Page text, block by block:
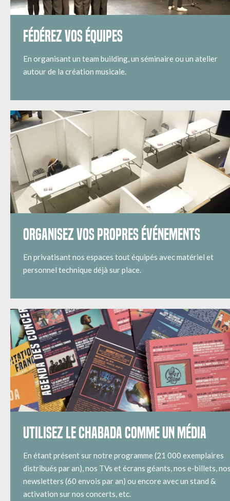
FÉDÉREZ VOS ÉQUIPES
En organisant un team building, un séminaire ou un atelier
autour de la création musicale.
ORGANISEZ VOS PROPRES ÉVÉNEMENTS
En privatisant nos espaces tout équipés avec matériel et
personnel technique déjà sur place.
UTILISEZ LE CHABADA COMME UN MÉDIA
En étant présent sur notre programme (21 000 exemplaires
distribués par an), nos TVs et écrans géants, nos e-billets,
newsletters (60 envois par an) ou encore avec un stand &
activation sur nos concerts, etc.